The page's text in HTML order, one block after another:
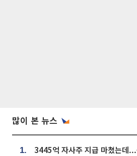
많이 본 뉴스
1.